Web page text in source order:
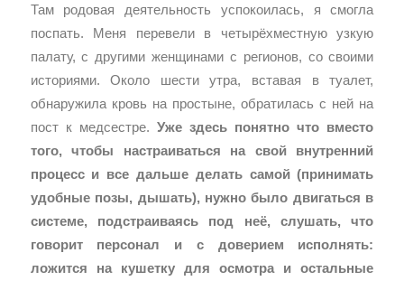
Там родовая деятельность успокоилась, я смогла
поспать. Меня перевели в четырёхместную узкую
палату, с другими женщинами с регионов, со своими
историями. Около шести утра, вставая в туалет,
обнаружила кровь на простыне, обратилась с ней на
пост к медсестре. Уже здесь понятно что вместо
того, чтобы настраиваться на свой внутренний
процесс и все дальше делать самой (принимать
удобные позы, дышать), нужно было двигаться в
системе, подстраиваясь под неё, слушать, что
говорит персонал и с доверием исполнять:
ложится на кушетку для осмотра и остальные